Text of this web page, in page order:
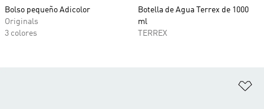
Bolso pequeño Adicolor
Originals
3 colores
Botella de Agua Terrex de 1000
ml
TERREX